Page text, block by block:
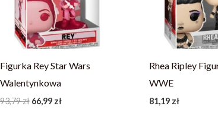
Figurka Rey Star Wars
Walentynkowa
93,79zł 66,99 zł
Rhea Ripley
WWE
81,19 zł